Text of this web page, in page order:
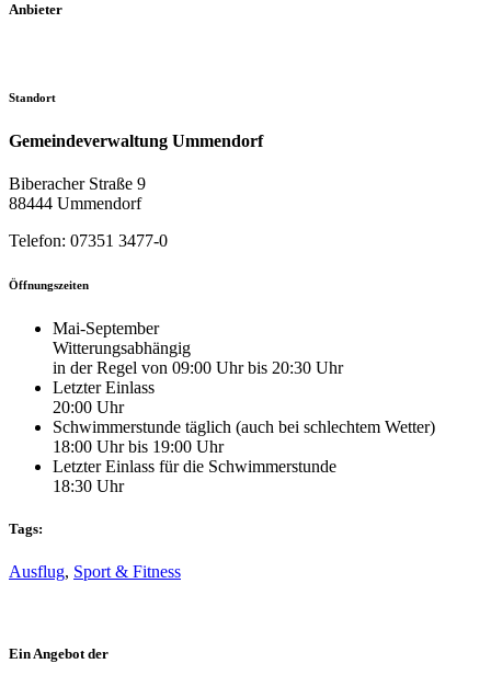
Anbieter
Standort
Gemeindeverwaltung Ummendorf
Biberacher Straße 9
88444 Ummendorf
Telefon: 07351 3477-0
Öffnungszeiten
Mai-September
Witterungsabhängig
in der Regel von 09:00 Uhr bis 20:30 Uhr
Letzter Einlass
20:00 Uhr
Schwimmerstunde täglich (auch bei schlechtem Wetter)
18:00 Uhr bis 19:00 Uhr
Letzter Einlass für die Schwimmerstunde
18:30 Uhr
Tags:
Ausflug, Sport & Fitness
Ein Angebot der